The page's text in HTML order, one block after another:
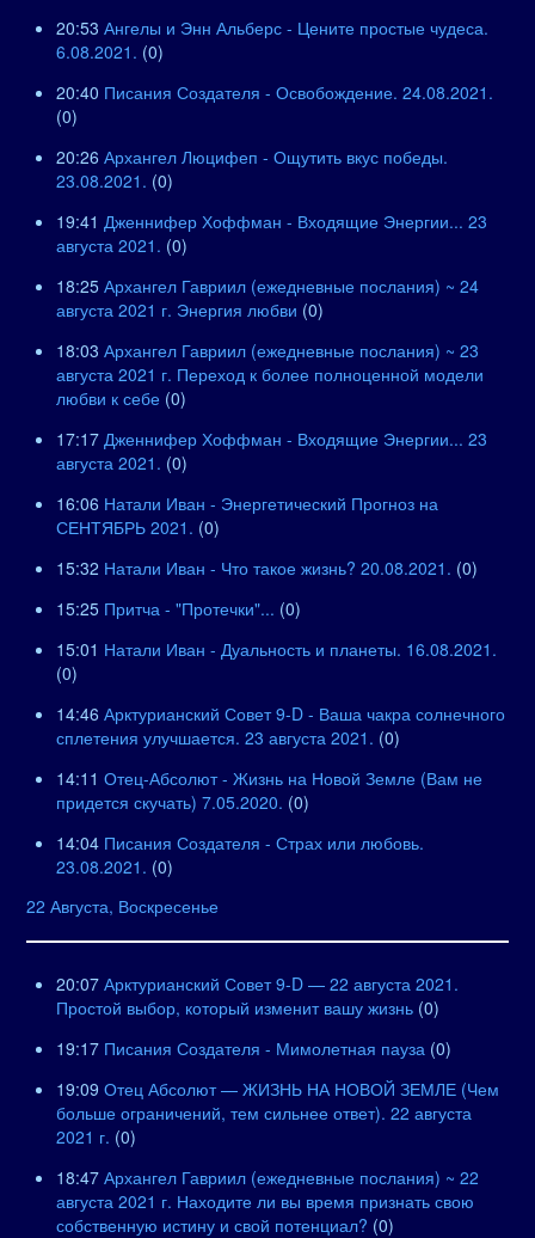
20:53 Ангелы и Энн Альберс - Цените простые чудеса.
6.08.2021. (0)
20:40 Писания Создателя - Освобождение. 24.08.2021.
(0)
20:26 Архангел Люцифеп - Ощутить вкус победы.
23.08.2021. (0)
19:41 Дженнифер Хоффман - Входящие Энергии... 23
августа 2021. (0)
18:25 Архангел Гавриил (ежедневные послания) ~ 24
августа 2021 г. Энергия любви (0)
18:03 Архангел Гавриил (ежедневные послания) ~ 23
августа 2021 г. Переход к более полноценной модели
любви к себе (0)
17:17 Дженнифер Хоффман - Входящие Энергии... 23
августа 2021. (0)
16:06 Натали Иван - Энергетический Прогноз на
СЕНТЯБРЬ 2021. (0)
15:32 Натали Иван - Что такое жизнь? 20.08.2021. (0)
15:25 Притча - "Протечки"... (0)
15:01 Натали Иван - Дуальность и планеты. 16.08.2021.
(0)
14:46 Арктурианский Совет 9-D - Ваша чакра солнечного
сплетения улучшается. 23 августа 2021. (0)
14:11 Отец-Абсолют - Жизнь на Новой Земле (Вам не
придется скучать) 7.05.2020. (0)
14:04 Писания Создателя - Страх или любовь.
23.08.2021. (0)
22 Августа, Воскресенье
20:07 Арктурианский Совет 9-D — 22 августа 2021.
Простой выбор, который изменит вашу жизнь (0)
19:17 Писания Создателя - Мимолетная пауза (0)
19:09 Отец Абсолют — ЖИЗНЬ НА НОВОЙ ЗЕМЛЕ (Чем
больше ограничений, тем сильнее ответ). 22 августа
2021 г. (0)
18:47 Архангел Гавриил (ежедневные послания) ~ 22
августа 2021 г. Находите ли вы время признать свою
собственную истину и свой потенциал? (0)